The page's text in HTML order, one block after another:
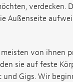
verdecken.
Außenseite
von ihnen
sie auf feste
Gigs. Wir